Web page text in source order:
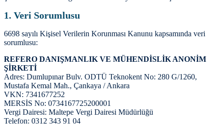
1. Veri Sorumlusu
6698 sayılı Kişisel Verilerin Korunması Kanunu kapsamında veri
sorumlusu:
REFERO DANIŞMANLIK VE MÜHENDİSLİK ANONİM
ŞİRKETİ
Adres: Dumlupınar Bulv. ODTÜ Teknokent No: 280 G/1260,
Mustafa Kemal Mah., Çankaya / Ankara
VKN: 7341677252
MERSİS No: 0734167725200001
Vergi Dairesi: Maltepe Vergi Dairesi Müdürlüğü
Telefon: 0312 343 91 04